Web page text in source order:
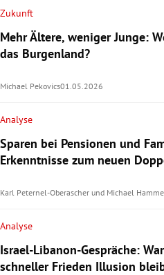
Zukunft
Mehr Ältere, weniger Junge:
das Burgenland?
Michael Pekovics01.05.2026
Analyse
Sparen bei Pensionen und
Erkenntnisse zum neuen
Karl Peternel-Oberascher und Michael
Analyse
Israel-Libanon-Gespräche:
schneller Frieden Illusion